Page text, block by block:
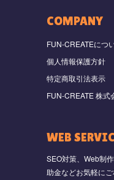
COMPANY
FUN-CREATEにつ
個人情報保護方針
特定商取引法表示
FUN-CREATE 株式
WEB
SEO対策、Web制
助金などお気軽にご